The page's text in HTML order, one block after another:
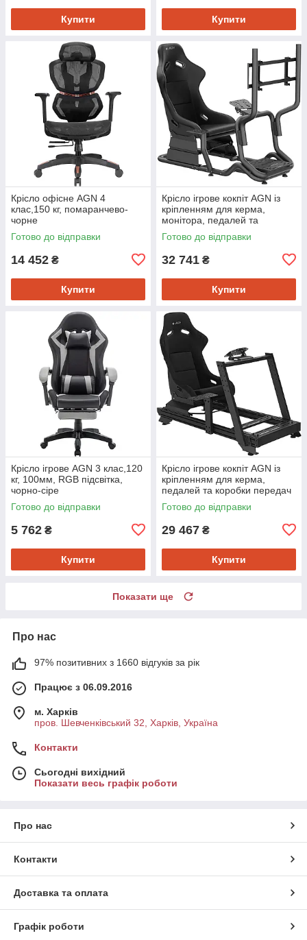
Купити Купити
Крісло офісне AGN 4
клас,150 кг, помаранчево-
чорне
Готово до відправки
14 452 ₴
Купити
Крісло ігрове кокпіт AGN із
кріпленням для керма,
монітора, педалей та
коробки передач чорне
Готово до відправки
32 741 ₴
Купити
Крісло ігрове AGN 3 клас,120
кг, 100мм, RGB підсвітка,
чорно-сіре
Готово до відправки
5 762 ₴
Купити
Крісло ігрове кокпіт AGN із
кріпленням для керма,
педалей та коробки передач
чорне
Готово до відправки
29 467 ₴
Купити
Показати ще
Про нас
97% позитивних з 1660 відгуків за рік
Працює з 06.09.2016
м. Харків
пров. Шевченківський 32, Харків, Україна
Контакти
Сьогодні вихідний
Показати весь графік роботи
Про нас
Контакти
Доставка та оплата
Графік роботи